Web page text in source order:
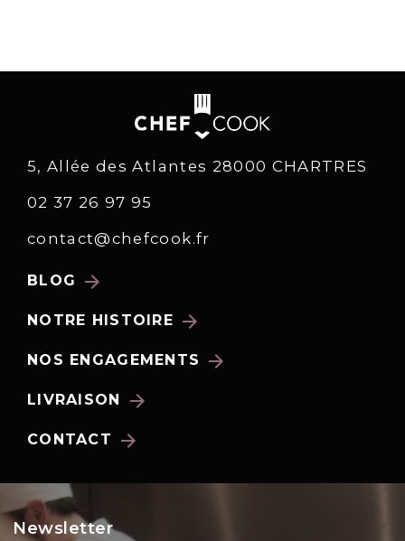
5, Allée des Atlantes 28000 CHARTRES
02 37 26 97 95
contact@chefcook.fr
BLOG arrow_forward
NOTRE HISTOIRE arrow_forward
NOS ENGAGEMENTS arrow_forward
LIVRAISON arrow_forward
CONTACT arrow_forward
Newsletter